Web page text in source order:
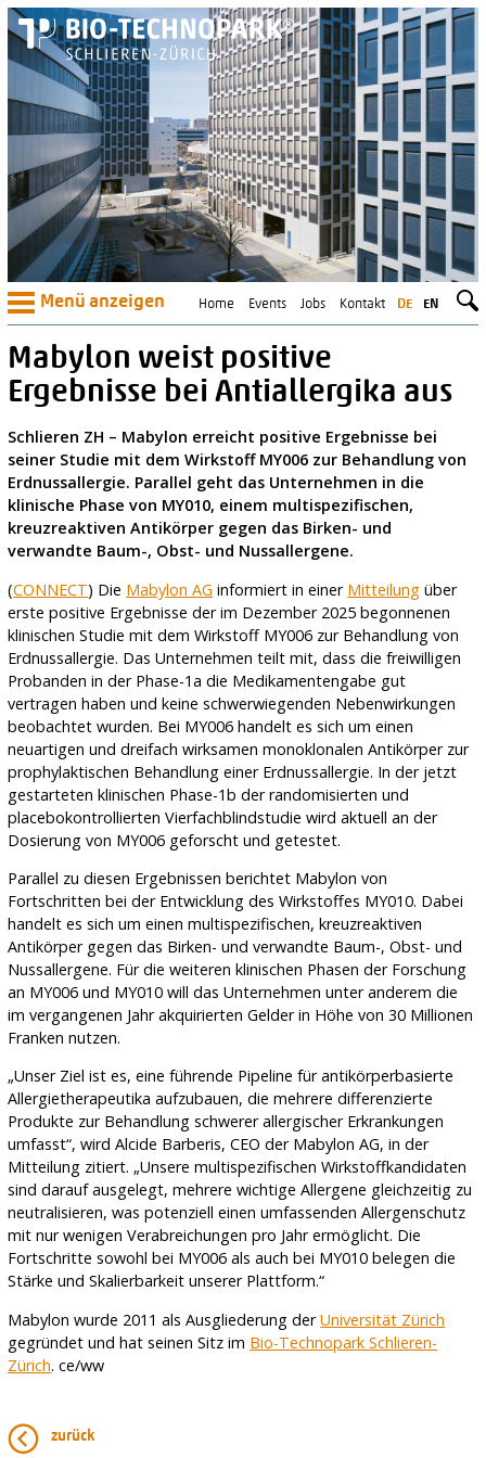
Menü anzeigen DE EN
Home Events Jobs Kontakt
Mabylon weist positive
Ergebnisse bei Antiallergika aus
Schlieren ZH – Mabylon erreicht positive Ergebnisse bei
seiner Studie mit dem Wirkstoff MY006 zur Behandlung von
Erdnussallergie. Parallel geht das Unternehmen in die
klinische Phase von MY010, einem multispezifischen,
kreuzreaktiven Antikörper gegen das Birken- und
verwandte Baum-, Obst- und Nussallergene.
(CONNECT) Die Mabylon AG informiert in einer Mitteilung über
erste positive Ergebnisse der im Dezember 2025 begonnenen
klinischen Studie mit dem Wirkstoff MY006 zur Behandlung von
Erdnussallergie. Das Unternehmen teilt mit, dass die freiwilligen
Probanden in der Phase-1a die Medikamentengabe gut
vertragen haben und keine schwerwiegenden Nebenwirkungen
beobachtet wurden. Bei MY006 handelt es sich um einen
neuartigen und dreifach wirksamen monoklonalen Antikörper zur
prophylaktischen Behandlung einer Erdnussallergie. In der jetzt
gestarteten klinischen Phase-1b der randomisierten und
placebokontrollierten Vierfachblindstudie wird aktuell an der
Dosierung von MY006 geforscht und getestet.
Parallel zu diesen Ergebnissen berichtet Mabylon von
Fortschritten bei der Entwicklung des Wirkstoffes MY010. Dabei
handelt es sich um einen multispezifischen, kreuzreaktiven
Antikörper gegen das Birken- und verwandte Baum-, Obst- und
Nussallergene. Für die weiteren klinischen Phasen der Forschung
an MY006 und MY010 will das Unternehmen unter anderem die
im vergangenen Jahr akquirierten Gelder in Höhe von 30 Millionen
Franken nutzen.
„Unser Ziel ist es, eine führende Pipeline für antikörperbasierte
Allergietherapeutika aufzubauen, die mehrere differenzierte
Produkte zur Behandlung schwerer allergischer Erkrankungen
umfasst“, wird Alcide Barberis, CEO der Mabylon AG, in der
Mitteilung zitiert. „Unsere multispezifischen Wirkstoffkandidaten
sind darauf ausgelegt, mehrere wichtige Allergene gleichzeitig zu
neutralisieren, was potenziell einen umfassenden Allergenschutz
mit nur wenigen Verabreichungen pro Jahr ermöglicht. Die
Fortschritte sowohl bei MY006 als auch bei MY010 belegen die
Stärke und Skalierbarkeit unserer Plattform.“
Mabylon wurde 2011 als Ausgliederung derUniversität Zürich
gegründet und hat seinen Sitz im Bio-Technopark Schlieren-
Zürich. ce/ww
zurück